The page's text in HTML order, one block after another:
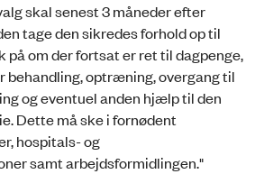
skal senest 3 måneder efter
tage den sikredes forhold op til
på om der fortsat er ret til dagpenge,
behandling, optræning, overgang til
og eventuel anden hjælp til den
Dette må ske i fornødent
hospitals- og
samt arbejdsformidlingen."